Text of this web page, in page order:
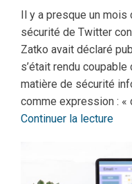
Il y a presque un mois
sécurité de Twitter
Zatko avait déclaré
s’était rendu
matière de sécurité
comme expression :
Continuer la lecture